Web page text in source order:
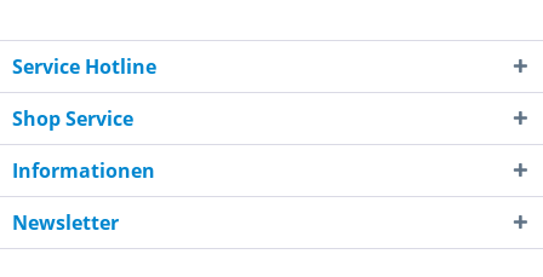
Service Hotline
Shop Service
Informationen
Newsletter